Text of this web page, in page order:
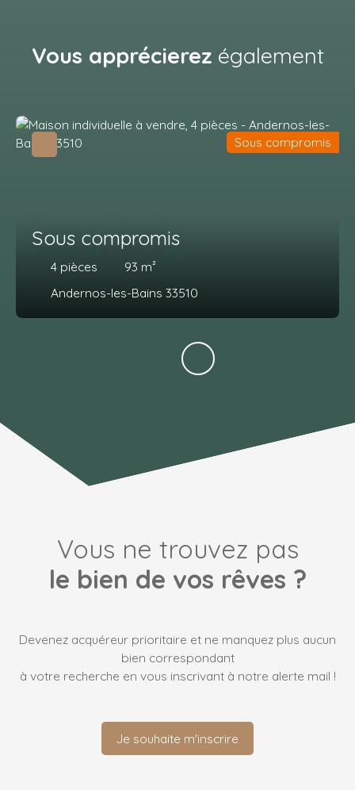
Vous apprécierez également
Sous compromis
4 pièces 93 m²
Andernos-les-Bains 33510
Sous compromis
Vous ne trouvez pas
le bien de vos rêves ?
Devenez acquéreur prioritaire et ne manquez plus aucun
bien correspondant
à votre recherche en vous inscrivant à notre alerte mail !
Je souhaite m'inscrire